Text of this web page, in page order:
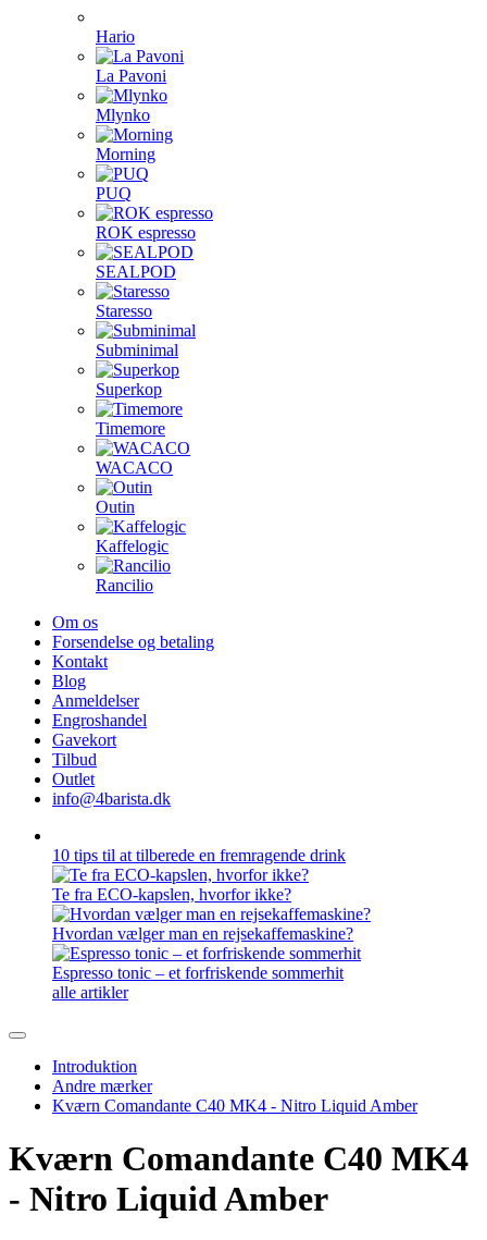
Hario
La Pavoni
Mlynko
Morning
PUQ
ROK espresso
SEALPOD
Staresso
Subminimal
Superkop
Timemore
WACACO
Outin
Kaffelogic
Rancilio
Om os
Forsendelse og betaling
Kontakt
Blog
Anmeldelser
Engroshandel
Gavekort
Tilbud
Outlet
info@4barista.dk
10 tips til at tilberede en fremragende drink
Te fra ECO-kapslen, hvorfor ikke?
Hvordan vælger man en rejsekaffemaskine?
Espresso tonic – et forfriskende sommerhit
alle artikler
Introduktion
Andre mærker
Kværn Comandante C40 MK4 - Nitro Liquid Amber
Kværn Comandante C40 MK4
- Nitro Liquid Amber